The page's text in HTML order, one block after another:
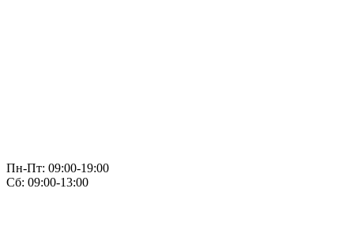
Пн-Пт: 09:00-19:00
Сб: 09:00-13:00